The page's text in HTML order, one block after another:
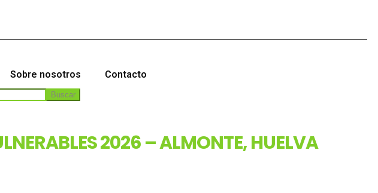
Sobre nosotros Contacto
2026 – ALMONTE, HUELVA